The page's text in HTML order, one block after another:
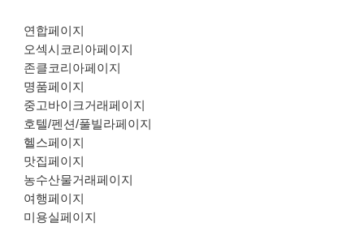
연합페이지
오섹시코리아페이지
존클코리아페이지
명품페이지
중고바이크거래페이지
호텔/펜션/풀빌라페이지
헬스페이지
맛집페이지
농수산물거래페이지
여행페이지
미용실페이지